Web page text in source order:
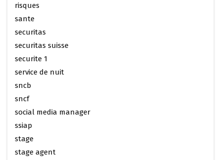
risques
sante
securitas
securitas suisse
securite 1
service de nuit
sncb
sncf
social media manager
ssiap
stage
stage agent